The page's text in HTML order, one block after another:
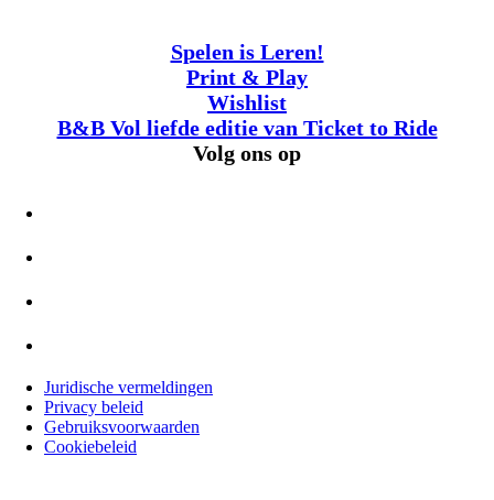
Spelen is Leren!
Print & Play
Wishlist
B&B Vol liefde editie van Ticket to Ride
Volg ons op
Juridische vermeldingen
Privacy beleid
Gebruiksvoorwaarden
Cookiebeleid